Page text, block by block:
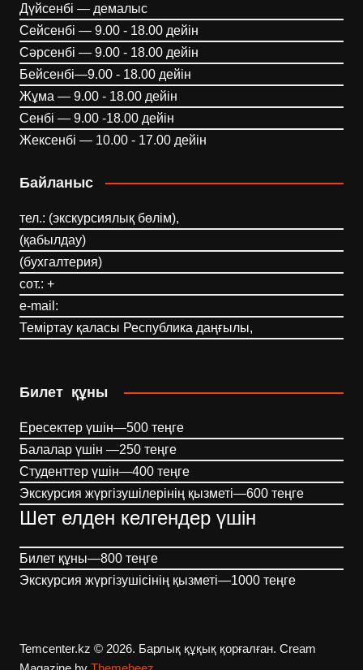
Дүйсенбі — демалыс
Сейсенбі — 9.00 - 18.00 дейін
Сәрсенбі — 9.00 - 18.00 дейін
Бейсенбі—9.00 - 18.00 дейін
Жұма — 9.00 - 18.00 дейін
Сенбі — 9.00 -18.00 дейін
Жексенбі — 10.00 - 17.00 дейін
Байланыс
тел.: (экскурсиялық бөлім),
(қабылдау)
(бухгалтерия)
сот.: +
e-mail:
Теміртау қаласы Республика даңғылы,
Билет құны
Ересектер үшін—500 теңге
Балалар үшін —250 теңге
Студенттер үшін—400 теңге
Экскурсия жүргізушілерінің қызметі—600 теңге
Шет елден келгендер үшін
Билет құны—800 теңге
Экскурсия жүргізушісінің қызметі—1000 теңге
Temcenter.kz © 2026. Барлық құқық қорғалған. Cream